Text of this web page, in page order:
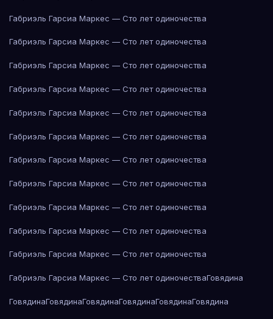
Габриэль Гарсиа Маркес — Сто лет одиночества
Габриэль Гарсиа Маркес — Сто лет одиночества
Габриэль Гарсиа Маркес — Сто лет одиночества
Габриэль Гарсиа Маркес — Сто лет одиночества
Габриэль Гарсиа Маркес — Сто лет одиночества
Габриэль Гарсиа Маркес — Сто лет одиночества
Габриэль Гарсиа Маркес — Сто лет одиночества
Габриэль Гарсиа Маркес — Сто лет одиночества
Габриэль Гарсиа Маркес — Сто лет одиночества
Габриэль Гарсиа Маркес — Сто лет одиночества
Габриэль Гарсиа Маркес — Сто лет одиночества
Габриэль Гарсиа Маркес — Сто лет одиночестваГовядина
ГовядинаГовядинаГовядинаГовядинаГовядинаГовядина